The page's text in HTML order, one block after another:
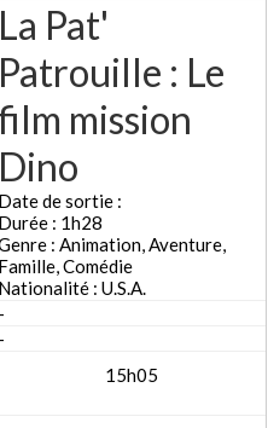
La Pat'
Patrouille : Le
mission
Dino
Date de sortie :
Durée : 1h28
: Animation, Aventure,
Famille, Comédie
Nationalité : U.S.A.
-
-
15h05